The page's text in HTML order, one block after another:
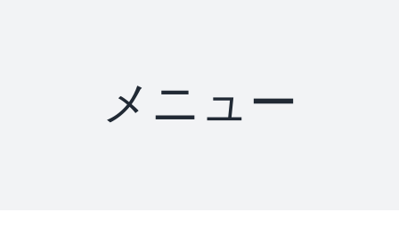
メニュー